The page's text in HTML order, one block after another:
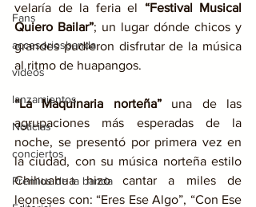
Fans
accesoriosbanda
videos
lanzamientos
Noticias
conciertos
Premios de la banda
velaría de la feria el “Festival Musical
Quiero Bailar”; un lugar dónde chicos y
grandes pudieron disfrutar de la música
al ritmo de huapangos.
“La Maquinaria norteña” una de las
agrupaciones más esperadas de la
noche, se presentó por primera vez en
la ciudad, con su música norteña estilo
Chihuahua hizo cantar a miles de
leoneses con: “Eres Ese Algo”, “Con Ese